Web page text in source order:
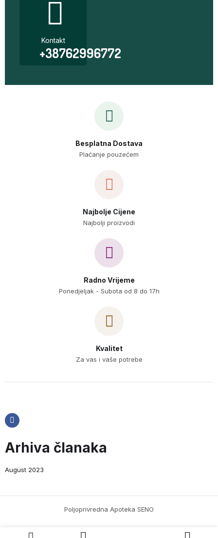
Kontakt
+38762996772
Besplatna Dostava
Plaćanje pouzećem
Najbolje Cijene
Najbolji proizvodi
Radno Vrijeme
Ponedjeljak - Subota od 8 do 17h
Kvalitet
Za vas i vaše potrebe
Arhiva članaka
August 2023
Poljoprivredna Apoteka SENO